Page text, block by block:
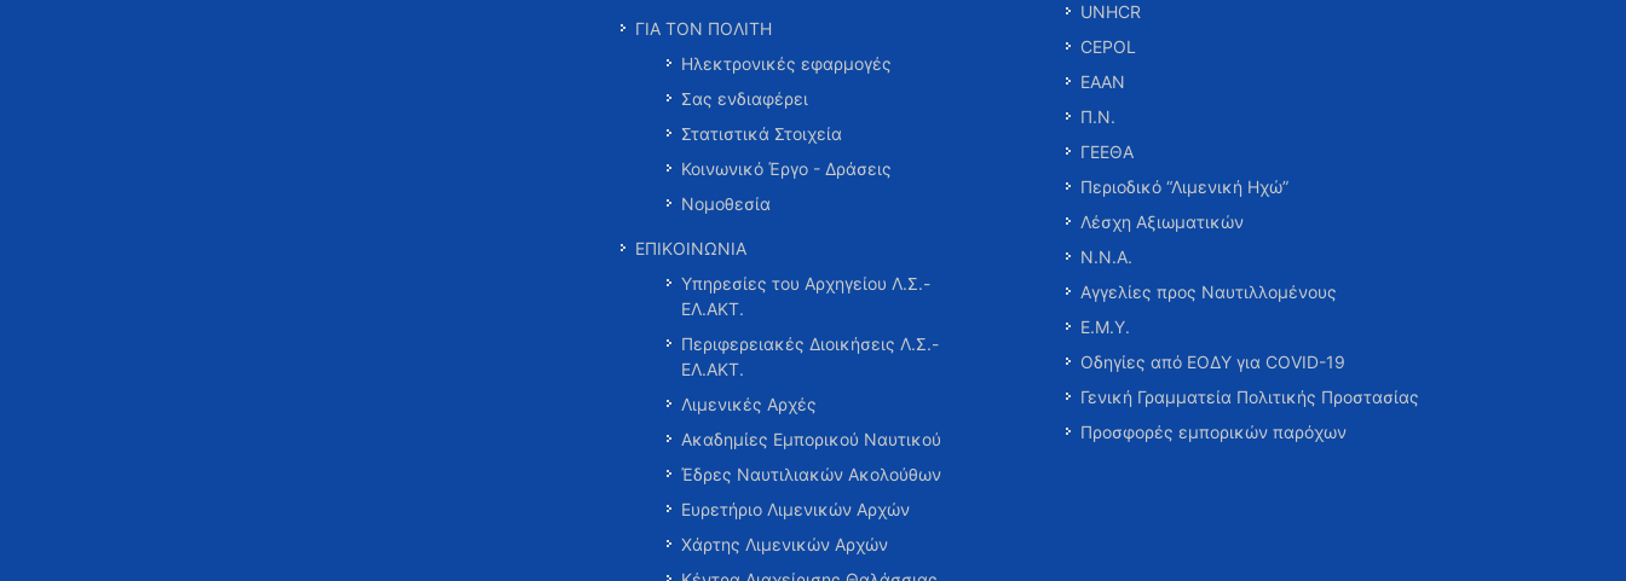
ΓΙΑ ΤΟΝ ΠΟΛΙΤΗ
Ηλεκτρονικές εφαρμογές
Σας ενδιαφέρει
Στατιστικά Στοιχεία
Κοινωνικό Έργο - Δράσεις
Νομοθεσία
ΕΠΙΚΟΙΝΩΝΙΑ
Υπηρεσίες του Αρχηγείου Λ.Σ.-
ΕΛ.ΑΚΤ.
Περιφερειακές Διοικήσεις Λ.Σ.-
ΕΛ.ΑΚΤ.
Λιμενικές Αρχές
Ακαδημίες Εμπορικού Ναυτικού
Έδρες Ναυτιλιακών Ακολούθων
Ευρετήριο Λιμενικών Αρχών
Χάρτης Λιμενικών Αρχών
UNHCR
CEPOL
ΕΑΑΝ
Π.Ν.
ΓΕΕΘΑ
Περιοδικό “Λιμενική Ηχώ”
Λέσχη Αξιωματικών
Ν.Ν.Α.
Αγγελίες προς Ναυτιλλομένους
Ε.Μ.Υ.
Οδηγίες από ΕΟΔΥ για COVID-19
Γενική Γραμματεία Πολιτικής Προστασίας
Προσφορές εμπορικών παρόχων